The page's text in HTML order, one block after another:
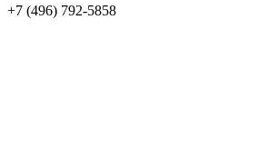
+7 (496) 792-5858